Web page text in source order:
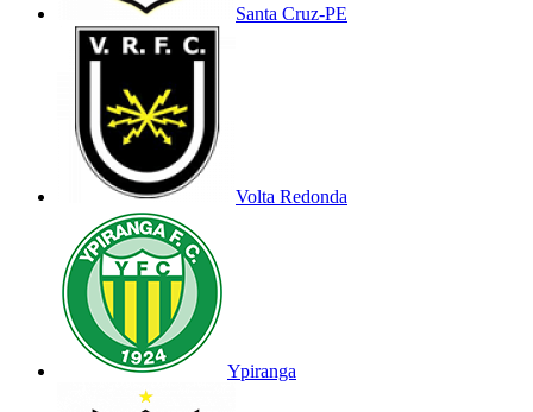
Santa Cruz-PE
Volta Redonda
Ypiranga